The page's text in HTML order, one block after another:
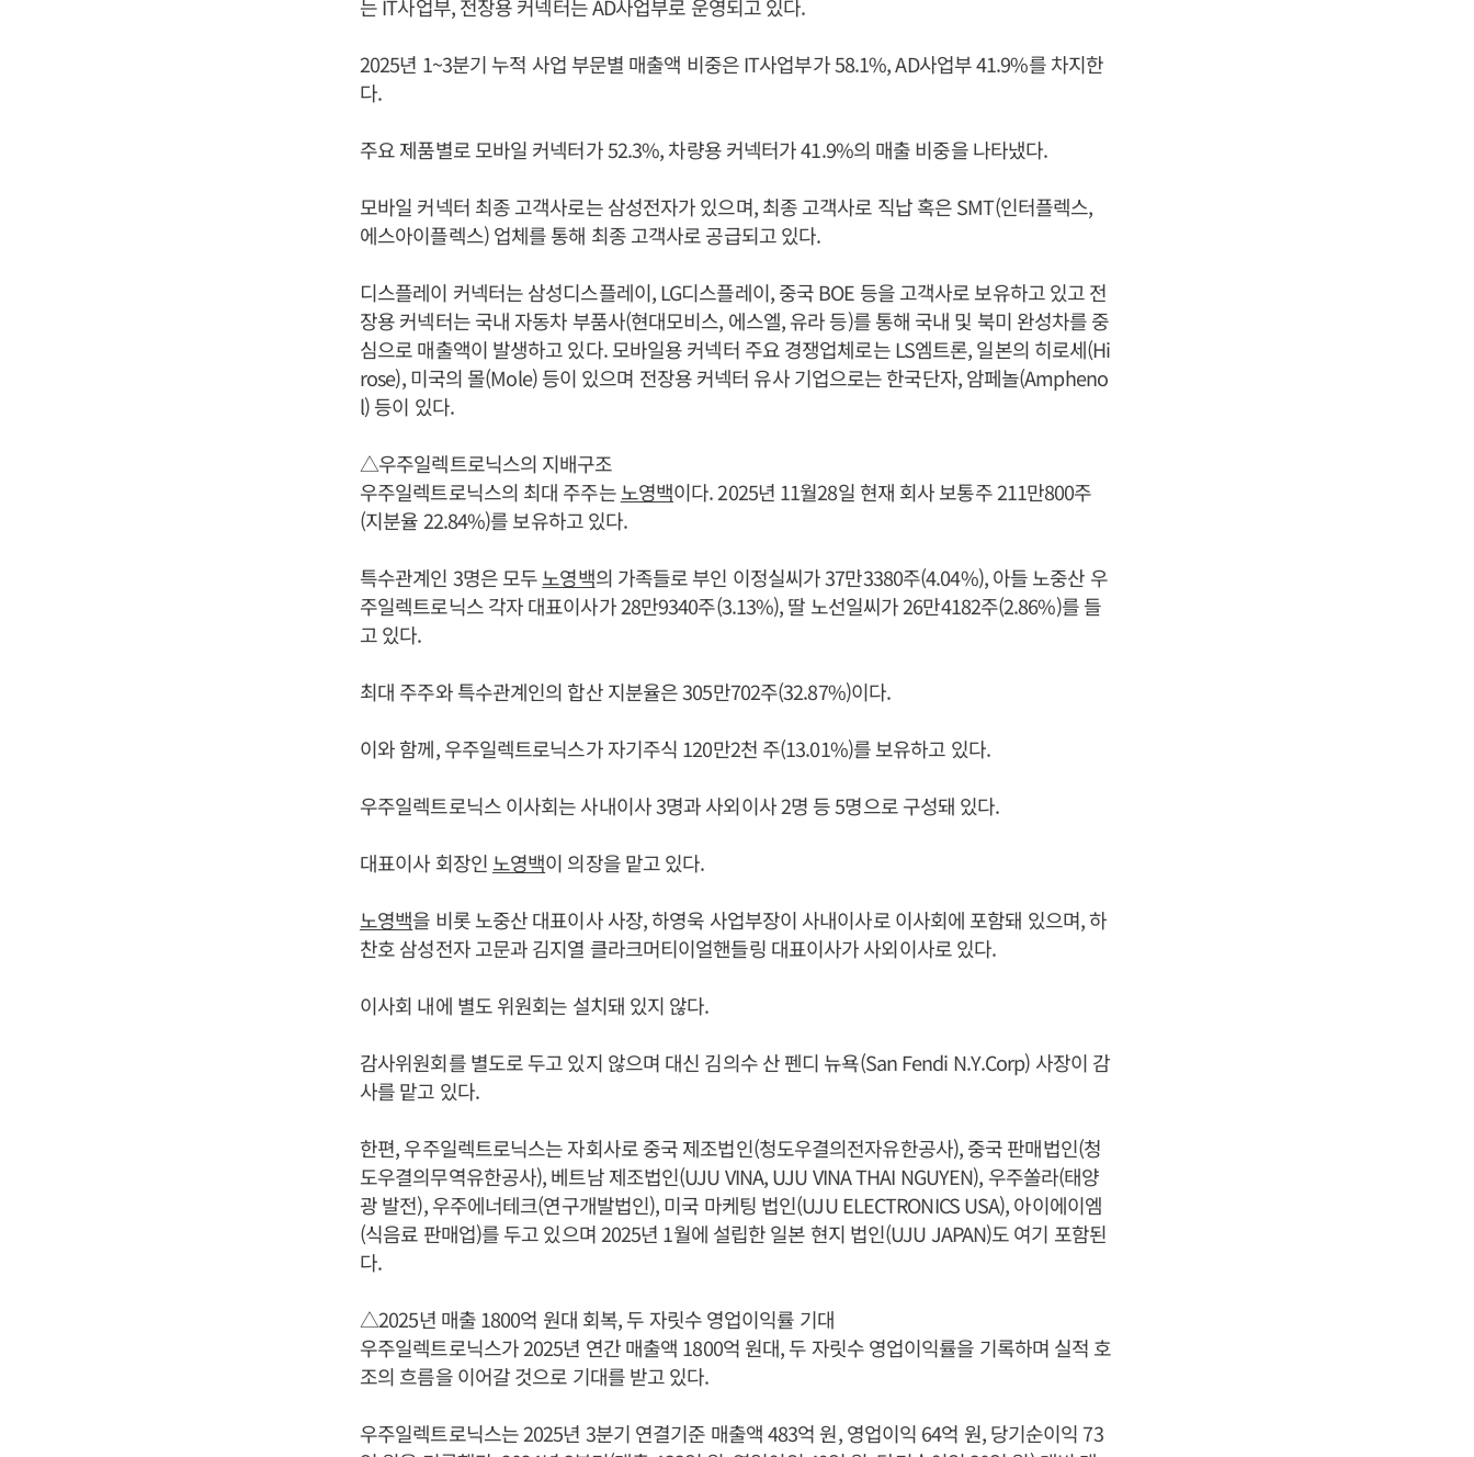
는 IT사업부, 전장용 커넥터는 AD사업부로 운영되고 있다.
2025년 1~3분기 누적 사업 부문별 매출액 비중은 IT사업부가 58.1%, AD사업부 41.9%를 차지한
다.
주요 제품별로 모바일 커넥터가 52.3%, 차량용 커넥터가 41.9%의 매출 비중을 나타냈다.
모바일 커넥터 최종 고객사로는 삼성전자가 있으며, 최종 고객사로 직납 혹은 SMT(인터플렉스,
에스아이플렉스) 업체를 통해 최종 고객사로 공급되고 있다.
디스플레이 커넥터는 삼성디스플레이, LG디스플레이, 중국 BOE 등을 고객사로 보유하고 있고 전
장용 커넥터는 국내 자동차 부품사(현대모비스, 에스엘, 유라 등)를 통해 국내 및 북미 완성차를 중
심으로 매출액이 발생하고 있다. 모바일용 커넥터 주요 경쟁업체로는 LS엠트론, 일본의 히로세(Hi
rose), 미국의 몰(Mole) 등이 있으며 전장용 커넥터 유사 기업으로는 한국단자, 암페놀(Ampheno
l) 등이 있다.
△우주일렉트로닉스의 지배구조
우주일렉트로닉스의 최대 주주는노영백이다. 2025년 11월28일 현재 회사 보통주 211만800주
(지분율 22.84%)를 보유하고 있다.
특수관계인 3명은 모두노영백의 가족들로 부인 이정실씨가 37만3380주(4.04%), 아들 노중산 우
주일렉트로닉스 각자 대표이사가 28만9340주(3.13%), 딸 노선일씨가 26만4182주(2.86%)를 들
고 있다.
최대 주주와 특수관계인의 합산 지분율은 305만702주(32.87%)이다.
이와 함께, 우주일렉트로닉스가 자기주식 120만2천 주(13.01%)를 보유하고 있다.
우주일렉트로닉스 이사회는 사내이사 3명과 사외이사 2명 등 5명으로 구성돼 있다.
대표이사 회장인 노영백이 의장을 맡고 있다.
노영백을 비롯 노중산 대표이사 사장, 하영욱 사업부장이 사내이사로 이사회에 포함돼 있으며, 하
찬호 삼성전자 고문과 김지열 클라크머티이얼핸들링 대표이사가 사외이사로 있다.
이사회 내에 별도 위원회는 설치돼 있지 않다.
감사위원회를 별도로 두고 있지 않으며 대신 김의수 산 펜디 뉴욕(San Fendi N.Y.Corp) 사장이 감
사를 맡고 있다.
한편, 우주일렉트로닉스는 자회사로 중국 제조법인(청도우결의전자유한공사), 중국 판매법인(청
도우결의무역유한공사), 베트남 제조법인(UJU VINA, UJU VINA THAI NGUYEN), 우주쏠라(태양
광 발전), 우주에너테크(연구개발법인), 미국 마케팅 법인(UJU ELECTRONICS USA), 아이에이엠
(식음료 판매업)를 두고 있으며 2025년 1월에 설립한 일본 현지 법인(UJU JAPAN)도 여기 포함된
다.
△2025년 매출 1800억 원대 회복, 두 자릿수 영업이익률 기대
우주일렉트로닉스가 2025년 연간 매출액 1800억 원대, 두 자릿수 영업이익률을 기록하며 실적 호
조의 흐름을 이어갈 것으로 기대를 받고 있다.
우주일렉트로닉스는 2025년 3분기 연결기준 매출액 483억 원, 영업이익 64억 원, 당기순이익 73